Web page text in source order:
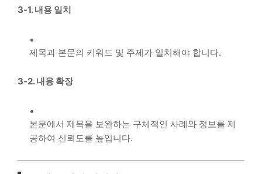
3-1. 내용 일치
제목과 본문의 키워드 및 주제가 일치해야 합니다.
3-2. 내용 확장
본문에서 제목을 보완하는 구체적인 사례와 정보를 제
공하여 신뢰도를 높입니다.